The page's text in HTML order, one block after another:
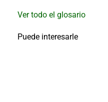
Acuicultura
de
Ver todo el glosario
Puede interesarle